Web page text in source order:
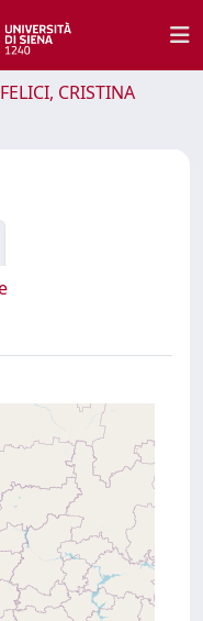
FELICI, CRISTINA